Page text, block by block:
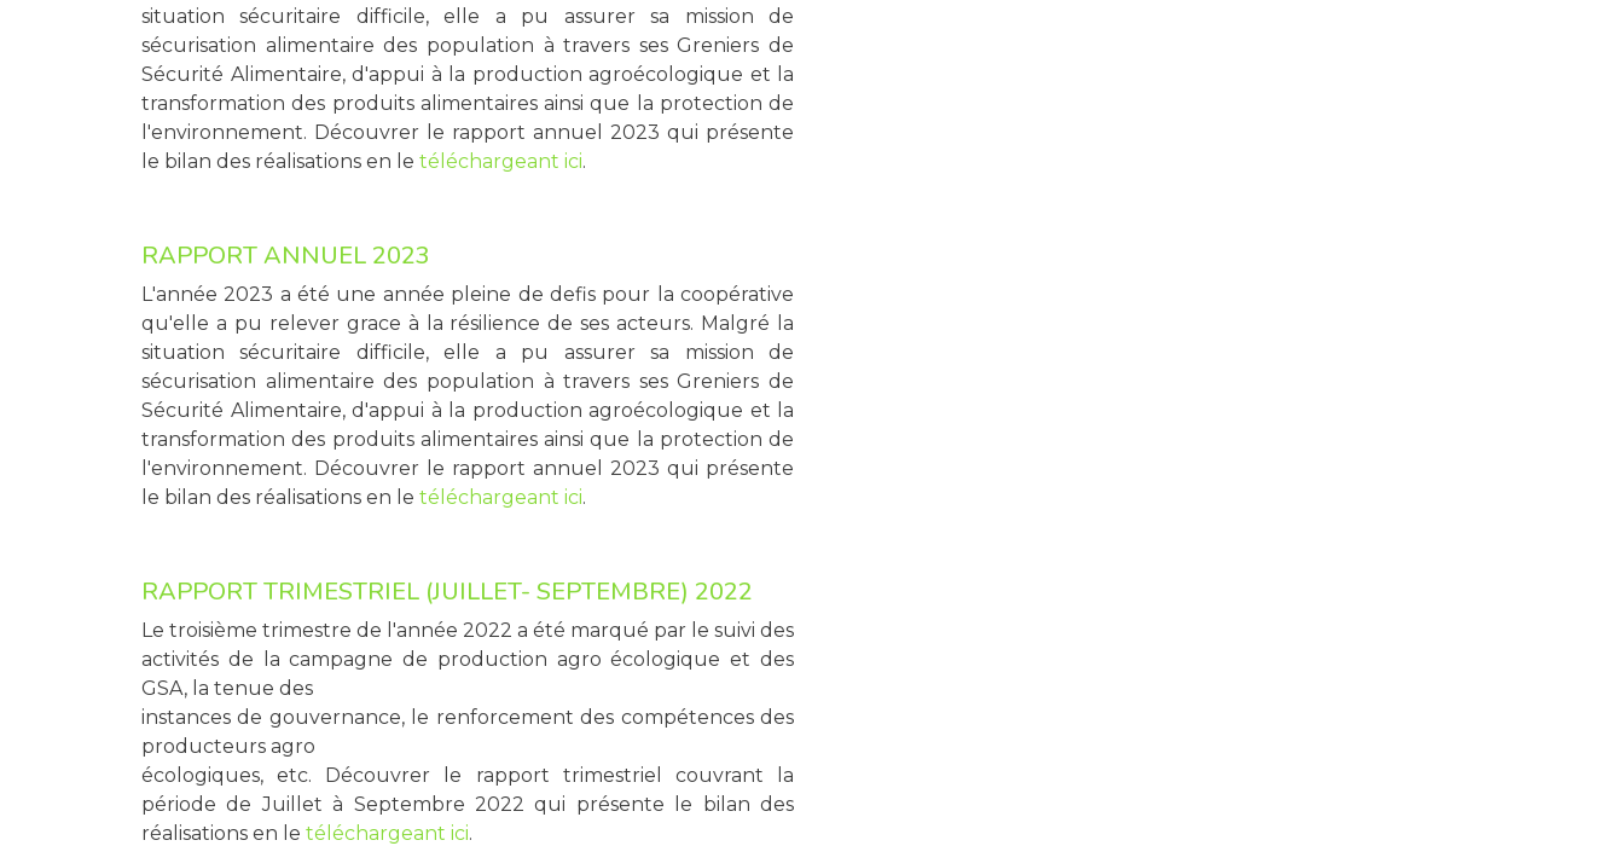
situation sécuritaire difficile, elle a pu assurer sa mission de
sécurisation alimentaire des population à travers ses Greniers de
Sécurité Alimentaire, d'appui à la production agroécologique et la
transformation des produits alimentaires ainsi que la protection de
l'environnement. Découvrer le rapport annuel 2023 qui présente
le bilan des réalisations en le téléchargeant ici.
RAPPORT ANNUEL 2023
L'année 2023 a été une année pleine de defis pour la coopérative
qu'elle a pu relever grace à la résilience de ses acteurs. Malgré la
situation sécuritaire difficile, elle a pu assurer sa mission de
sécurisation alimentaire des population à travers ses Greniers de
Sécurité Alimentaire, d'appui à la production agroécologique et la
transformation des produits alimentaires ainsi que la protection de
l'environnement. Découvrer le rapport annuel 2023 qui présente
le bilan des réalisations en le téléchargeant ici.
RAPPORT TRIMESTRIEL (JUILLET- SEPTEMBRE) 2022
Le troisième trimestre de l'année 2022 a été marqué par le suivi des
activités de la campagne de production agro écologique et des
GSA, la tenue des
instances de gouvernance, le renforcement des compétences des
producteurs agro
écologiques, etc. Découvrer le rapport trimestriel couvrant la
période de Juillet à Septembre 2022 qui présente le bilan des
réalisations en le téléchargeant ici.